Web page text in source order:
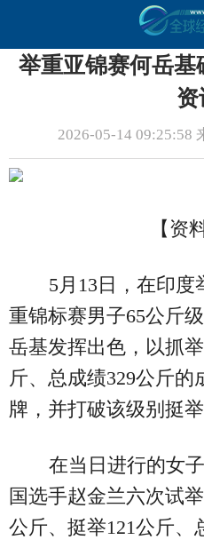
举重亚锦赛何岳基
资
2026-05-14 09:25:58
【资
5月13日，在印度
重锦标赛男子65公斤
岳基发挥出色，以抓
斤、总成绩329公斤的
牌，并打破该级别挺
在当日进行的女
国选手赵金兰六次试
公斤、挺举121公斤、